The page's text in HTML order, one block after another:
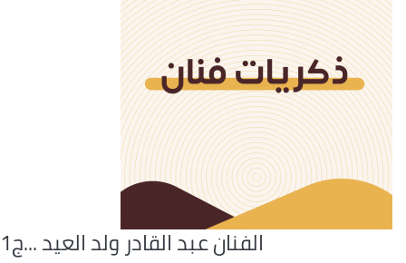
الفنان عبد القادر ولد العيد ...ج1